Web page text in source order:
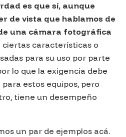
es que sí, aunque
de vista que hablamos de
una cámara fotográfica
ciertas características o
para su uso por parte
lo que la exigencia debe
estos equipos, pero
tiene un desempeño
un par de ejemplos acá.